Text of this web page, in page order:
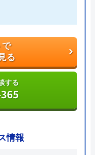
る
する
で
る
する
情報